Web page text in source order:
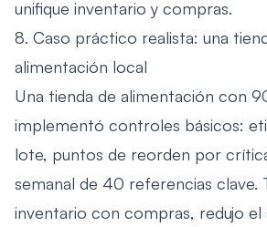
unifique inventario y compras.
8. Caso práctico realista: una
alimentación local
Una tienda de alimentación con
implementó controles básicos:
lote, puntos de reorden por
semanal de 40 referencias clave.
inventario con compras, redujo